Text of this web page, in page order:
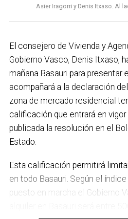
elaboración del Plan General
el Plan de Acción contra el
régimen de autoconsumo, que
municipio más sostenible y
En ese sentido, estamos
clima y energía, entre las que
una red de refugios climáticos,
Actuación ante Episodios de
como las que recientemente
proyecto de lanueva haurreskola
Sarratu, junto a Arizko Ikastola,
por la educación pública y un
Asier Iragorri y Denis Itxaso. Al
El consejero de Vivienda y
Gobierno Vasco, Denis Itxaso,
mañana Basauri para presentar
acompañará a la declaración
zona de mercado residencial
calificación que entrará en
publicada la resolución en el
Estado.
Esta calificación permitirá
en todo Basauri. Según el
puesto en marcha el Gobierno